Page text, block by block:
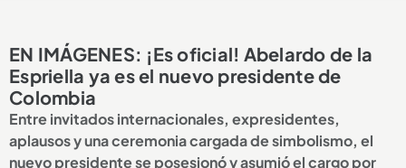
EN IMÁGENES: ¡Es oficial! Abelardo de la
Espriella ya es el nuevo presidente de
Colombia
Entre invitados internacionales, expresidentes,
aplausos y una ceremonia cargada de simbolismo, el
nuevo presidente se posesionó y asumió el cargo por